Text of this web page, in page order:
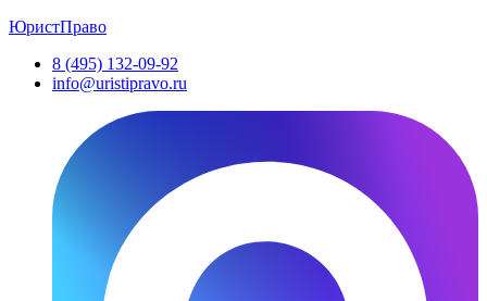
ЮристПраво
8 (495) 132-09-92
info@uristipravo.ru